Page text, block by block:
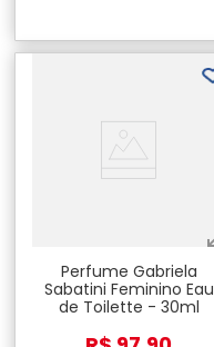
Perfume Gabriela
Sabatini Feminino Eau
de Toilette - 30ml